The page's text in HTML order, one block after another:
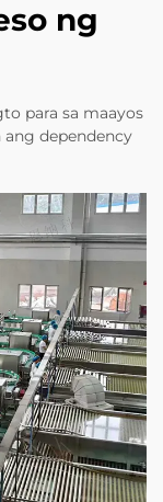
ng
para sa maayos
dependency